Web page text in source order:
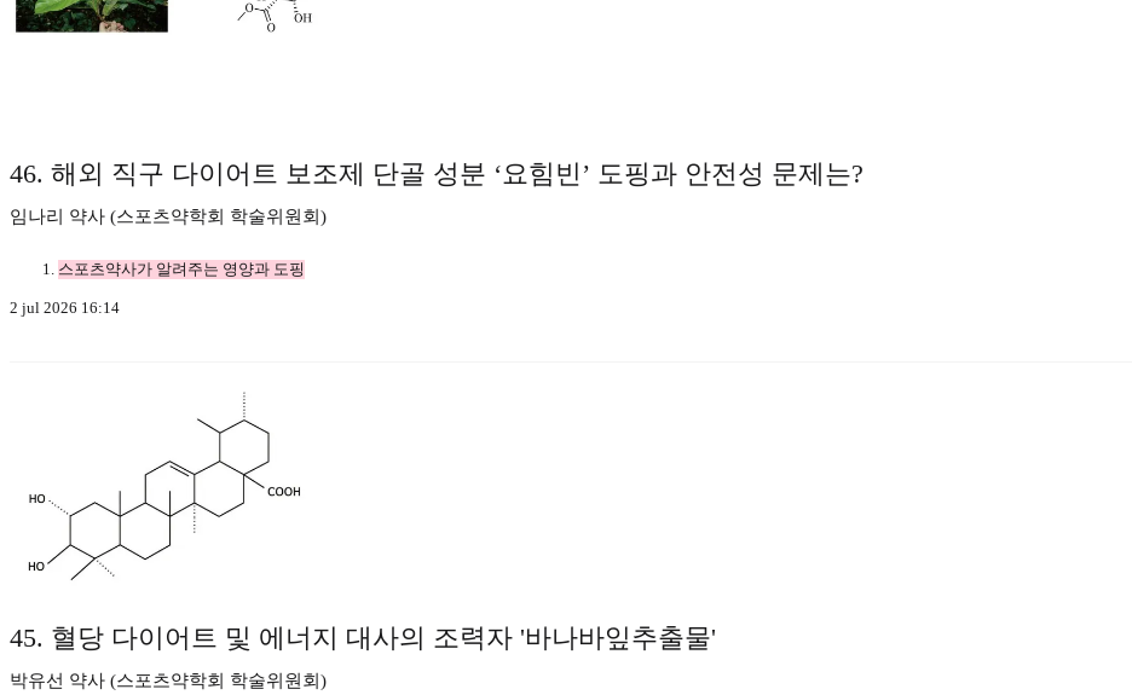
46. 해외 직구 다이어트 보조제 단골 성분 ‘요힘빈’ 도핑과 안전성 문제는?
임나리 약사 (스포츠약학회 학술위원회)
스포츠약사가 알려주는 영양과 도핑
2 jul 2026 16:14
45. 혈당 다이어트 및 에너지 대사의 조력자 '바나바잎추출물'
박유선 약사 (스포츠약학회 학술위원회)